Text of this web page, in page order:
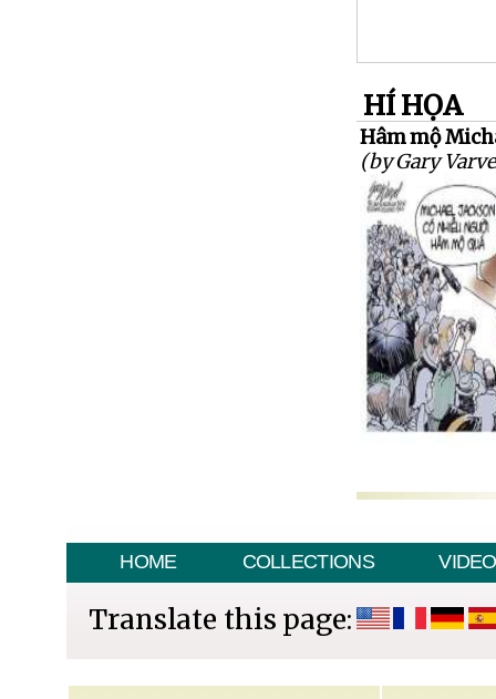
HÍ HỌA
Hâm mộ
(by Gary
HOME COLLECTIONS VIDEO
Translate this page: